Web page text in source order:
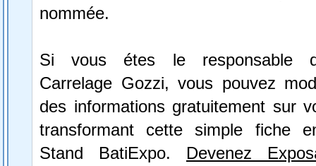
nommée.
Si vous étes le responsable
Carrelage Gozzi, vous pouvez
des informations gratuitement sur
transformant cette simple fiche
Stand BatiExpo. Devenez